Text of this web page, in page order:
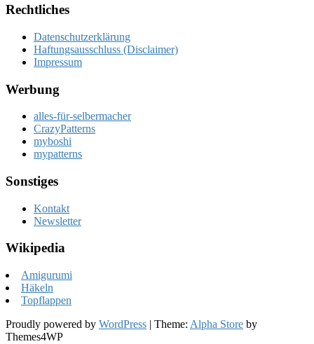
Rechtliches
Datenschutzerklärung
Haftungsausschluss (Disclaimer)
Impressum
Werbung
alles-für-selbermacher
CrazyPatterns
myboshi
mypatterns
Sonstiges
Kontakt
Newsletter
Wikipedia
Amigurumi
Häkeln
Topflappen
Proudly powered by WordPress | Theme: Alpha Store by
Themes4WP